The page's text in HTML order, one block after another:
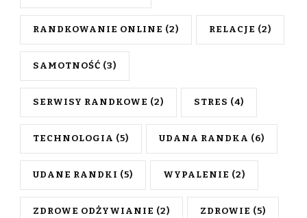
RANDKOWANIE ONLINE (2) RELACJE (2)
SAMOTNOŚĆ (3)
SERWISY RANDKOWE (2) STRES (4)
TECHNOLOGIA (5) UDANA RANDKA (6)
UDANE RANDKI (5) WYPALENIE (2)
ZDROWE ODŻYWIANIE (2) ZDROWIE (5)